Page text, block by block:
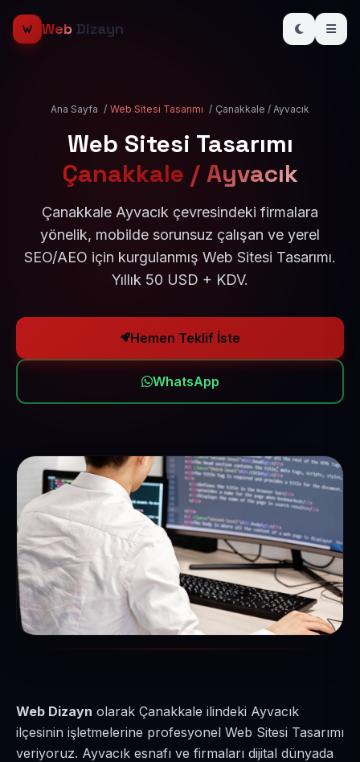
Web Dizayn
Ana Sayfa / Web Sitesi Tasarımı / Çanakkale / Ayvacık
Web Sitesi Tasarımı
Çanakkale / Ayvacık
Çanakkale Ayvacık çevresindeki firmalara
yönelik, mobilde sorunsuz çalışan ve yerel
SEO/AEO için kurgulanmış Web Sitesi Tasarımı.
Yıllık 50 USD + KDV.
Hemen Teklif İste
WhatsApp
Web Dizayn olarak Çanakkale ilindeki Ayvacık
ilçesinin işletmelerine profesyonel Web Sitesi Tasarımı
veriyoruz. Ayvacık esnafı ve firmaları dijital dünyada